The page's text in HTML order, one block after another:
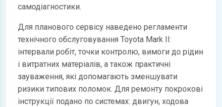
самодіагностики.
Для планового сервісу наведено регламенти
технічного обслуговування Toyota Mark II:
інтервали робіт, точки контролю, вимоги до рідин
і витратних матеріалів, а також практичні
зауваження, які допомагають зменшувати
ризики типових поломок. Для ремонту покрокові
інструкції подано по системах: двигун, ходова